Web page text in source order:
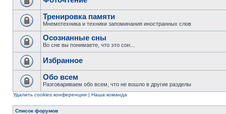
Тренировка памяти
Мнемотехника и техники запоминания иностранных слов
Осознанные сны
Во сне вы понимаете, что это сон...
Избранное
Обо всем
Разговариваем обо всем, что не вошло в другие разделы
Удалить cookies конференции | Наша команда
Список форумов